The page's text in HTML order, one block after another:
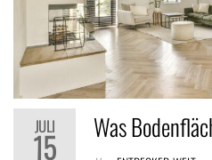
JULI
15 Was